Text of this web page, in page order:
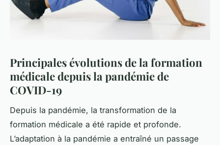
Principales évolutions de la formation
médicale depuis la pandémie de
COVID-19
Depuis la pandémie, la transformation de la
formation médicale a été rapide et profonde.
L’adaptation à la pandémie a entraîné un passage